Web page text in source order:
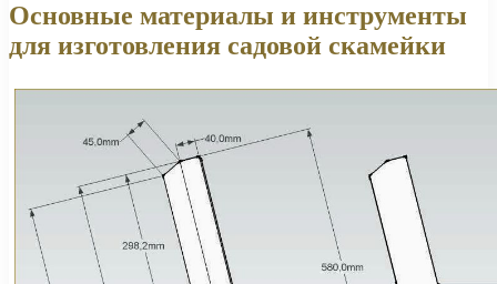
Основные материалы и инструменты
для изготовления садовой скамейки